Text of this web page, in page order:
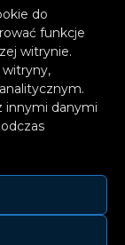
do
funkcje
witrynie.
witryny,
innymi danymi
od czasu
Artystka
został